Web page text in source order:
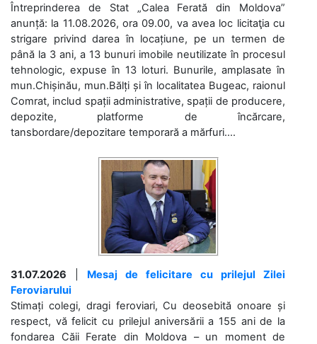
Întreprinderea de Stat „Calea Ferată din Moldova”
anunță: la 11.08.2026, ora 09.00, va avea loc licitaţia cu
strigare privind darea în locațiune, pe un termen de
până la 3 ani, a 13 bunuri imobile neutilizate în procesul
tehnologic, expuse în 13 loturi. Bunurile, amplasate în
mun.Chișinău, mun.Bălți și în localitatea Bugeac, raionul
Comrat, includ spații administrative, spații de producere,
depozite, platforme de încărcare,
tansbordare/depozitare temporară a mărfuri....
31.07.2026
Mesaj de felicitare cu prilejul Zilei
Feroviarului
Stimați colegi, dragi feroviari, Cu deosebită onoare și
respect, vă felicit cu prilejul aniversării a 155 ani de la
fondarea Căii Ferate din Moldova – un moment de